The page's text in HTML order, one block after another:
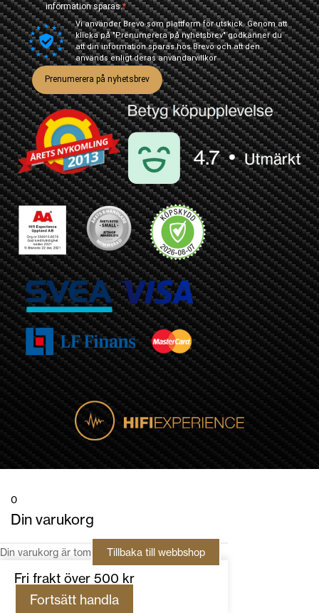
information sparas.
Vi använder Brevo som plattform för utskick. Genom att
klicka på "Prenumerera på nyhetsbrev" godkänner du
att din information sparas hos Brevo och att den
används enligt derasanvändarvillkor
Prenumerera på nyhetsbrev
0
Din varukorg
Din varukorg är tom Tillbaka till webbshop
Fri frakt över 500 kr
Fortsätt handla